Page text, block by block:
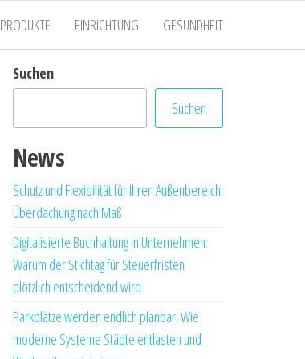
PRODUKTE EINRICHTUNG GESUNDHEIT
Suchen
Suchen
News
Schutz und Flexibilität für Ihren Außenbereich:
Überdachung nach Maß
Digitalisierte Buchhaltung in Unternehmen:
Warum der Stichtag für Steuerfristen
plötzlich entscheidend wird
Parkplätze werden endlich planbar: Wie
moderne Systeme Städte entlasten und